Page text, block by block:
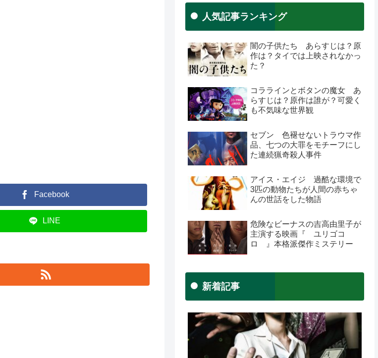
Facebook
LINE
人気記事ランキング
闇の子供たち あらすじは？原
作は？タイでは上映されなかっ
た？
コララインとボタンの魔女 あ
らすじは？原作は誰が？可愛く
も不気味な世界観
セブン 色褪せないトラウマ作
品、七つの大罪をモチーフにし
た連続猟奇殺人事件
アイス・エイジ 過酷な環境で
3匹の動物たちが人間の赤ちゃ
んの世話をした物語
危険なビーナスの吉高由里子が
主演する映画『 ユリゴコ
ロ 』本格派傑作ミステリー
新着記事